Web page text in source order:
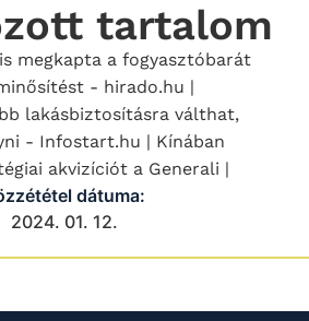
tartalom
megkapta a fogyasztóbarát
- hirado.hu |
lakásbiztosításra válthat,
- Infostart.hu | Kínában
akvizíciót a Generali |
dátuma:
2024. 01. 12.